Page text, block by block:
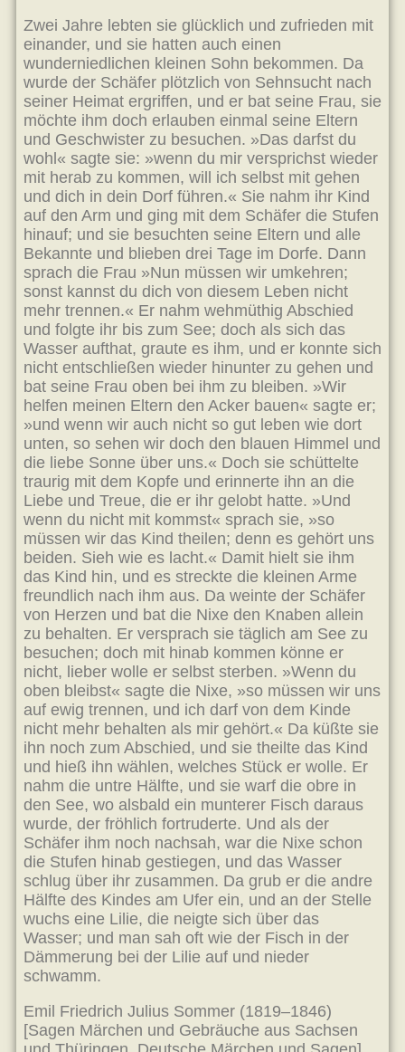
Zwei Jahre lebten sie glücklich und zufrieden mit
einander, und sie hatten auch einen
wunderniedlichen kleinen Sohn bekommen. Da
wurde der Schäfer plötzlich von Sehnsucht nach
seiner Heimat ergriffen, und er bat seine Frau, sie
möchte ihm doch erlauben einmal seine Eltern
und Geschwister zu besuchen. »Das darfst du
wohl« sagte sie: »wenn du mir versprichst wieder
mit herab zu kommen, will ich selbst mit gehen
und dich in dein Dorf führen.« Sie nahm ihr Kind
auf den Arm und ging mit dem Schäfer die Stufen
hinauf; und sie besuchten seine Eltern und alle
Bekannte und blieben drei Tage im Dorfe. Dann
sprach die Frau »Nun müssen wir umkehren;
sonst kannst du dich von diesem Leben nicht
mehr trennen.« Er nahm wehmüthig Abschied
und folgte ihr bis zum See; doch als sich das
Wasser aufthat, graute es ihm, und er konnte sich
nicht entschließen wieder hinunter zu gehen und
bat seine Frau oben bei ihm zu bleiben. »Wir
helfen meinen Eltern den Acker bauen« sagte er;
»und wenn wir auch nicht so gut leben wie dort
unten, so sehen wir doch den blauen Himmel und
die liebe Sonne über uns.« Doch sie schüttelte
traurig mit dem Kopfe und erinnerte ihn an die
Liebe und Treue, die er ihr gelobt hatte. »Und
wenn du nicht mit kommst« sprach sie, »so
müssen wir das Kind theilen; denn es gehört uns
beiden. Sieh wie es lacht.« Damit hielt sie ihm
das Kind hin, und es streckte die kleinen Arme
freundlich nach ihm aus. Da weinte der Schäfer
von Herzen und bat die Nixe den Knaben allein
zu behalten. Er versprach sie täglich am See zu
besuchen; doch mit hinab kommen könne er
nicht, lieber wolle er selbst sterben. »Wenn du
oben bleibst« sagte die Nixe, »so müssen wir uns
auf ewig trennen, und ich darf von dem Kinde
nicht mehr behalten als mir gehört.« Da küßte sie
ihn noch zum Abschied, und sie theilte das Kind
und hieß ihn wählen, welches Stück er wolle. Er
nahm die untre Hälfte, und sie warf die obre in
den See, wo alsbald ein munterer Fisch daraus
wurde, der fröhlich fortruderte. Und als der
Schäfer ihm noch nachsah, war die Nixe schon
die Stufen hinab gestiegen, und das Wasser
schlug über ihr zusammen. Da grub er die andre
Hälfte des Kindes am Ufer ein, und an der Stelle
wuchs eine Lilie, die neigte sich über das
Wasser; und man sah oft wie der Fisch in der
Dämmerung bei der Lilie auf und nieder
schwamm.
Emil Friedrich Julius Sommer (1819–1846)
[Sagen Märchen und Gebräuche aus Sachsen